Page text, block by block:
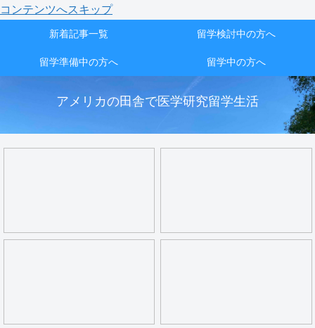
コンテンツへスキップ
アメリカの田舎で医学研究留学生活
新着記事一覧 留学検討中の方へ
留学準備中の方へ 留学中の方へ